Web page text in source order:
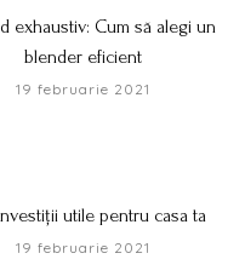
exhaustiv: Cum să alegi un
blender eficient
19 februarie 2021
utile pentru casa ta
19 februarie 2021